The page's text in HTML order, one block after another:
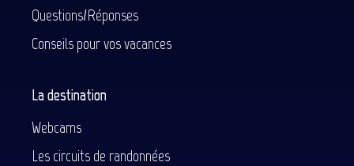
Questions/Réponses
Conseils pour vos vacances
La destination
Webcams
Les circuits de randonnées